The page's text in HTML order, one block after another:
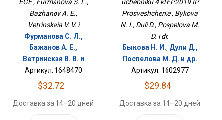
EGE , Furmanova S. L.,
Bazhanov A. E.,
Vetrinskaia V. V. i
Фурманова С. Л.,
Бажанов А. Е.,
Ветринская В. В. и
Артикул: 1648470
$32.72
Доставка за 14–20 дней
uchebniku 4 kl FP2019 IP
Prosveshchenie , Bykova
N. I., Duli D., Pospelova M.
D. i dr.
Быкова Н. И., Дули Д.,
Поспелова М. Д. и др.
Артикул: 1602977
$29.84
Доставка за 14–20 дней